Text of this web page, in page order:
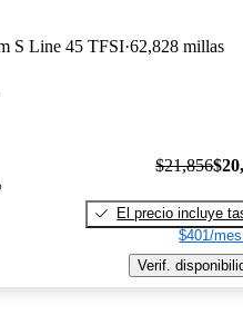
S Line 45 TFSI 62,828 millas
$21,856
El precio incluye
$401/mes
Verif.